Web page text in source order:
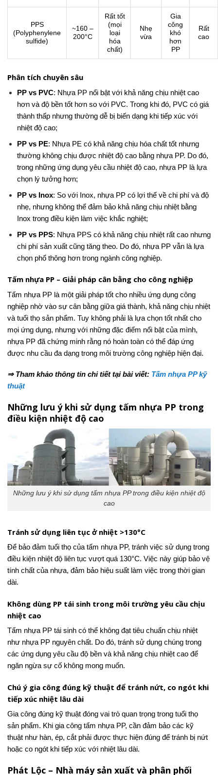
PPS
(Polyphenylene
sulfide)
~160 –
200°C
Rất tốt
(mọi
loại
hóa
chất)
Nhẹ
vừa
Gia
công
khó
hơn
PP
Rất
cao
Phân tích chuyên sâu
PP vs PVC: Nhựa PP nổi bật với khả năng chịu nhiệt cao
hơn và độ bền tốt hơn so với PVC. Trong khi đó, PVC có giá
thành thấp nhưng thường dễ bị biến dạng khi tiếp xúc với
nhiệt độ cao;
PP vs PE: Nhựa PE có khả năng chịu hóa chất tốt nhưng
thường không chịu được nhiệt độ cao bằng nhựa PP. Do đó,
trong những ứng dụng yêu cầu nhiệt độ cao, nhựa PP là lựa
chọn lý tưởng hơn;
PP vs Inox: So với Inox, nhựa PP có lợi thế về chi phí và độ
nhẹ, nhưng không thể đảm bảo khả năng chịu nhiệt bằng
Inox trong điều kiện làm việc khắc nghiệt;
PP vs PPS: Nhựa PPS có khả năng chịu nhiệt rất cao nhưng
chi phí sản xuất cũng tăng theo. Do đó, nhựa PP vẫn là lựa
chọn phổ thông hơn trong ngành công nghiệp.
Tấm nhựa PP – Giải pháp cân bằng cho công nghiệp
Tấm nhựa PP là một giải pháp tốt cho nhiều ứng dụng công
nghiệp nhờ vào sự cân bằng giữa giá thành, khả năng chịu nhiệt
và tuổi thọ sản phẩm. Tuy không phải là lựa chọn tốt nhất cho
mọi ứng dụng, nhưng với những đặc điểm nổi bật của mình,
nhựa PP đã chứng minh rằng nó hoàn toàn có thể đáp ứng
được nhu cầu đa dạng trong môi trường công nghiệp hiện đại.
⇒ Tham khảo thông tin chi tiết tại bài viết: Tấm nhựa PP kỹ
thuật
Những lưu ý khi sử dụng tấm nhựa PP trong
điều kiện nhiệt độ cao
Những lưu ý khi sử dụng tấm nhựa PP trong điều kiện nhiệt độ
cao
Tránh sử dụng liên tục ở nhiệt >130°C
Để bảo đảm tuổi thọ của tấm nhựa PP, tránh việc sử dụng trong
điều kiện nhiệt độ liên tục vượt quá 130°C. Việc này giúp bảo vệ
tính chất của nhựa, đảm bảo hiệu suất làm việc trong thời gian
dài.
Không dùng PP tái sinh trong môi trường yêu cầu chịu
nhiệt cao
Tấm nhựa PP tái sinh có thể không đạt tiêu chuẩn chịu nhiệt
như nhựa PP nguyên chất. Do đó, tránh sử dụng chúng trong
các ứng dụng yêu cầu độ bền và khả năng chịu nhiệt cao để
ngăn ngừa sự cố không mong muốn.
Chú ý gia công đúng kỹ thuật để tránh nứt, co ngót khi
tiếp xúc nhiệt lâu dài
Gia công đúng kỹ thuật đóng vai trò quan trọng trong tuổi thọ
sản phẩm. Khi gia công tấm nhựa PP, cần đảm bảo các kỹ
thuật như hàn, ép, cắt phải được thực hiện đúng để tránh bị nứt
hoặc co ngót khi tiếp xúc với nhiệt lâu dài.
Phát Lộc – Nhà máy sản xuất và phân phối